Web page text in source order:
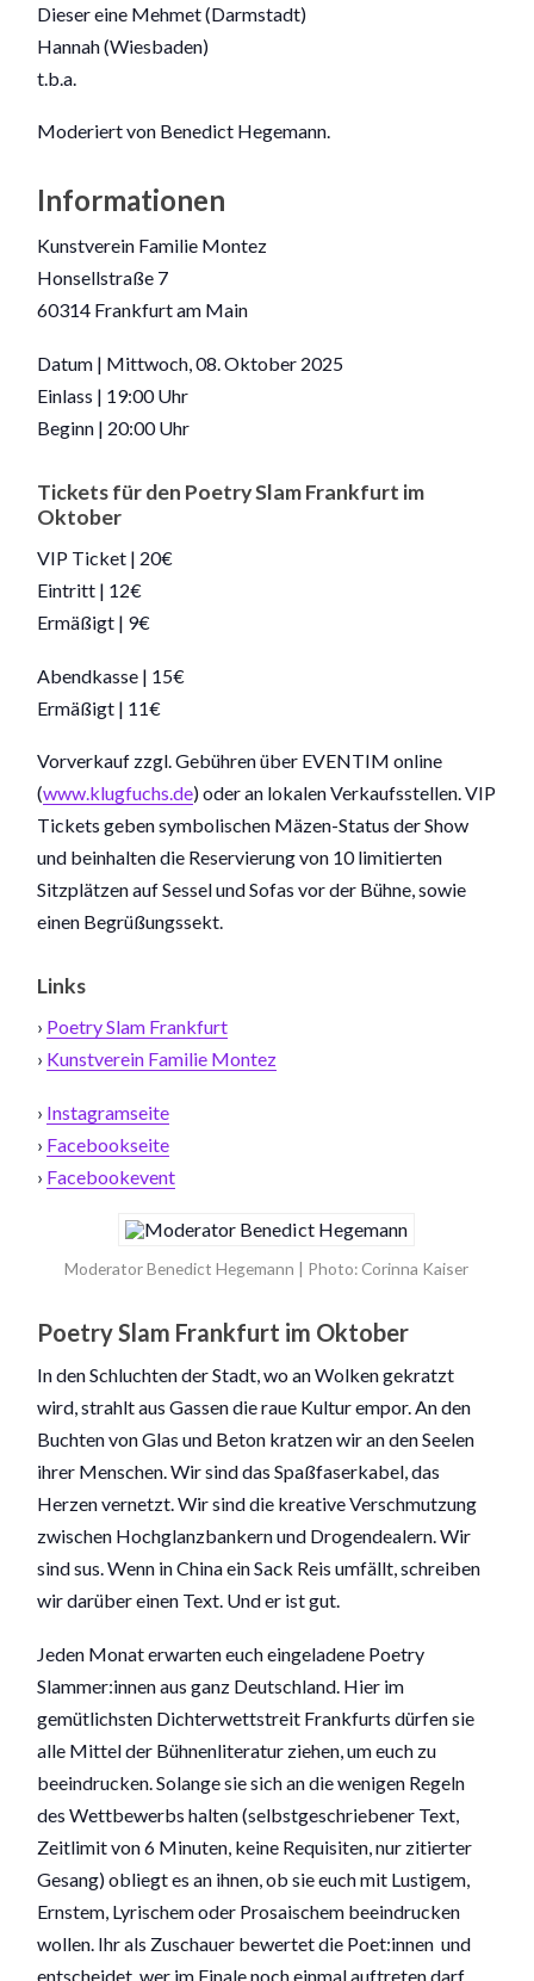
Dieser eine Mehmet (Darmstadt)
Hannah (Wiesbaden)
t.b.a.
Moderiert von Benedict Hegemann.
Informationen
Kunstverein Familie Montez
Honsellstraße 7
60314 Frankfurt am Main
Datum | Mittwoch, 08. Oktober 2025
Einlass | 19:00 Uhr
Beginn | 20:00 Uhr
Tickets für den Poetry Slam Frankfurt im
Oktober
VIP Ticket | 20€
Eintritt | 12€
Ermäßigt | 9€
Abendkasse | 15€
Ermäßigt | 11€
Vorverkauf zzgl. Gebühren über EVENTIM online
(www.klugfuchs.de) oder an lokalen Verkaufsstellen. VIP
Tickets geben symbolischen Mäzen-Status der Show
und beinhalten die Reservierung von 10 limitierten
Sitzplätzen auf Sessel und Sofas vor der Bühne, sowie
einen Begrüßungssekt.
Links
› Poetry Slam Frankfurt
› Kunstverein Familie Montez
› Instagramseite
› Facebookseite
› Facebookevent
Moderator Benedict Hegemann | Photo: Corinna Kaiser
Poetry Slam Frankfurt im Oktober
In den Schluchten der Stadt, wo an Wolken gekratzt
wird, strahlt aus Gassen die raue Kultur empor. An den
Buchten von Glas und Beton kratzen wir an den Seelen
ihrer Menschen. Wir sind das Spaßfaserkabel, das
Herzen vernetzt. Wir sind die kreative Verschmutzung
zwischen Hochglanzbankern und Drogendealern. Wir
sind sus. Wenn in China ein Sack Reis umfällt, schreiben
wir darüber einen Text. Und er ist gut.
Jeden Monat erwarten euch eingeladene Poetry
Slammer:innen aus ganz Deutschland. Hier im
gemütlichsten Dichterwettstreit Frankfurts dürfen sie
alle Mittel der Bühnenliteratur ziehen, um euch zu
beeindrucken. Solange sie sich an die wenigen Regeln
des Wettbewerbs halten (selbstgeschriebener Text,
Zeitlimit von 6 Minuten, keine Requisiten, nur zitierter
Gesang) obliegt es an ihnen, ob sie euch mit Lustigem,
Ernstem, Lyrischem oder Prosaischem beeindrucken
wollen. Ihr als Zuschauer bewertet die Poet:innen und
entscheidet, wer im Finale noch einmal auftreten darf